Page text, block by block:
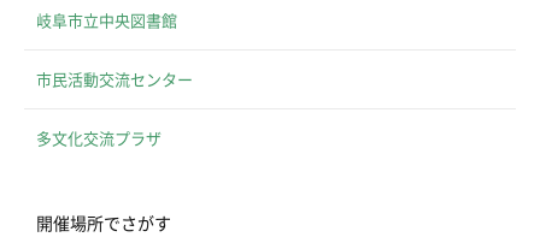
岐阜市立中央図書館
市民活動交流センター
多文化交流プラザ
開催場所でさがす